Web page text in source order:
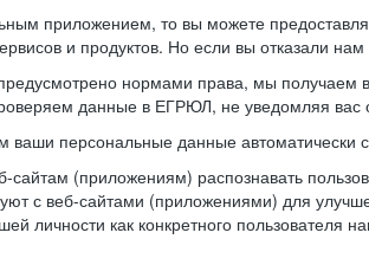
приложением, то вы можете
и продуктов. Но если вы отказали
нормами права, мы
данные в ЕГРЮЛ, не уведомляя вас
ваши персональные данные
(приложениям) распознавать
с веб-сайтами (приложениями) для
личности как конкретного пользователя